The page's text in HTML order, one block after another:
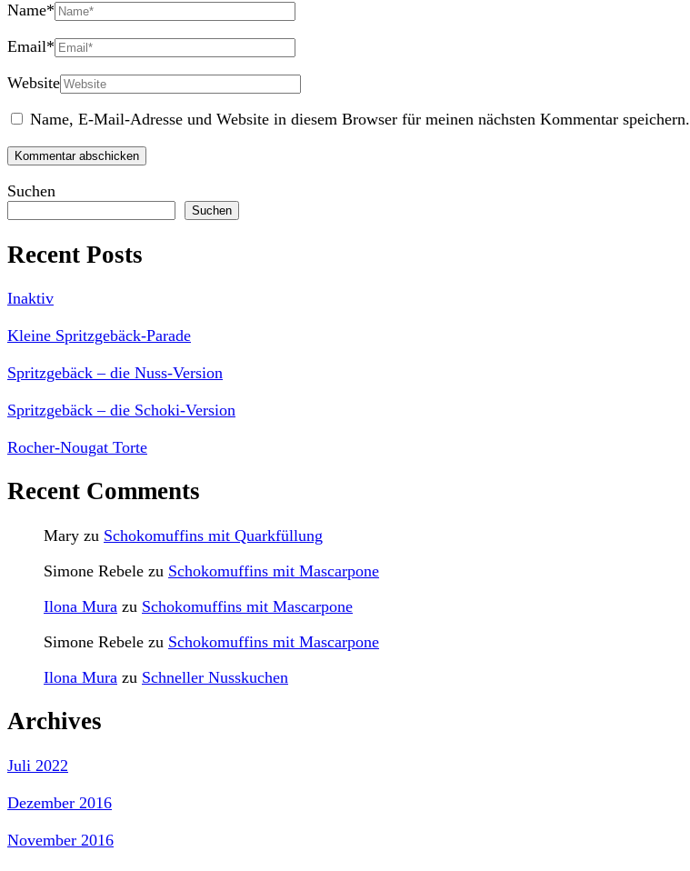
Name*
Email*
Website
Name, E-Mail-Adresse und Website in diesem Browser für meinen nächsten Kommentar speichern.
Suchen
Suchen
Recent Posts
Inaktiv
Kleine Spritzgebäck-Parade
Spritzgebäck – die Nuss-Version
Spritzgebäck – die Schoki-Version
Rocher-Nougat Torte
Recent Comments
Mary zu Schokomuffins mit Quarkfüllung
Simone Rebele zu Schokomuffins mit Mascarpone
Ilona Mura zu Schokomuffins mit Mascarpone
Simone Rebele zu Schokomuffins mit Mascarpone
Ilona Mura zu Schneller Nusskuchen
Archives
Juli 2022
Dezember 2016
November 2016